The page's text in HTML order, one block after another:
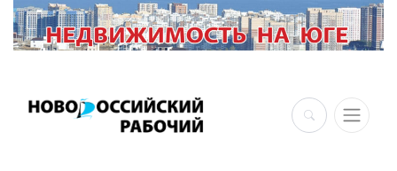
×